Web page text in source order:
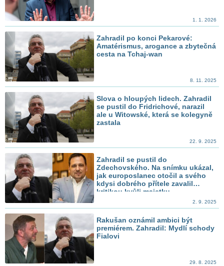
1. 1. 2026
Zahradil po konci Pekarové:
Amatérismus, arogance a zbytečná
cesta na Tchaj-wan
8. 11. 2025
Slova o hloupých lidech. Zahradil
se pustil do Fridrichové, narazil
ale u Witowské, která se kolegyně
zastala
22. 9. 2025
Zahradil se pustil do
Zdechovského. Na snímku ukázal,
jak europoslanec otočil a svého
kdysi dobrého přítele zavalil
kritikou kvůli majetku
2. 9. 2025
Rakušan oznámil ambici být
premiérem. Zahradil: Mydlí schody
Fialovi
29. 8. 2025